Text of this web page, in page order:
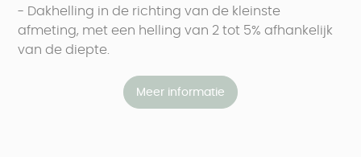
- Dakhelling in de richting van de kleinste
afmeting, met een helling van 2 tot 5% afhankelijk
van de diepte.
Meer informatie